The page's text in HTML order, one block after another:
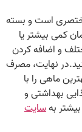
است و بسته
کمی بیشتر یا
و اضافه کردن
نهایت، مصرف
ماهی را با
بهداشتی و
بهسایت